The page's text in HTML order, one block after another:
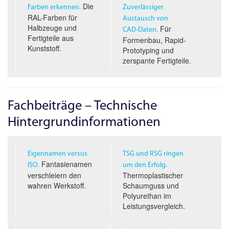
Farben erkennen.Die
RAL-Farben für
Halbzeuge und
Fertigteile aus
Kunststoff.
Zuverlässiger
Austausch von
CAD-Daten.Für
Formenbau, Rapid-
Prototyping und
zerspante Fertigteile.
Fachbeiträge – Technische
Hintergrundinformationen
Eigennamen versus
ISO.Fantasienamen
verschleiern den
wahren Werkstoff.
TSG und RSG ringen
um den Erfolg.
Thermoplastischer
Schaumguss und
Polyurethan im
Leistungs­vergleich.